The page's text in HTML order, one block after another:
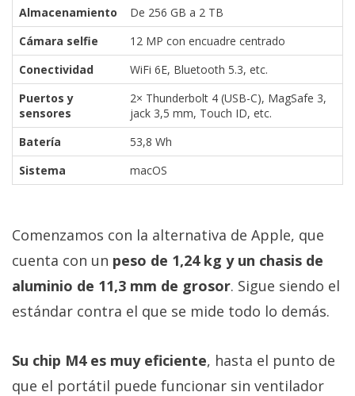
Almacenamiento
De 256 GB a 2 TB
Cámara selfie
12 MP con encuadre centrado
Conectividad
WiFi 6E, Bluetooth 5.3, etc.
Puertos y
sensores
2× Thunderbolt 4 (USB-C), MagSafe 3,
jack 3,5 mm, Touch ID, etc.
Batería
53,8 Wh
Sistema
macOS
Comenzamos con la alternativa de Apple, que
cuenta con un peso de 1,24 kg y un chasis de
aluminio de 11,3 mm de grosor. Sigue siendo el
estándar contra el que se mide todo lo demás.
Su chip M4 es muy eficiente, hasta el punto de
que el portátil puede funcionar sin ventilador